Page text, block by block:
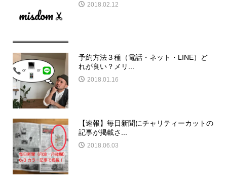
2018.02.12
予約方法３種（電話・ネット・LINE）ど
れが良い？メリ...
2018.01.16
【速報】毎日新聞にチャリティーカットの
記事が掲載さ...
2018.06.03